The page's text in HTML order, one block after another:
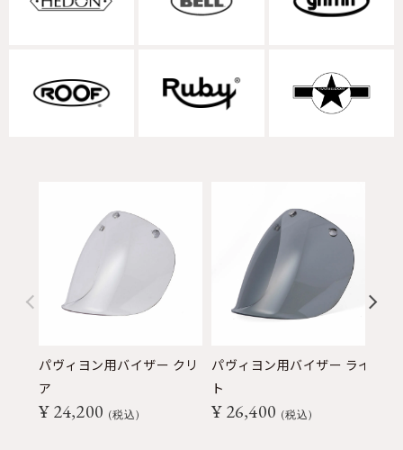
パヴィヨン用バイザー クリ
ア
¥ 24,200 税込
パヴィヨン用バイザー ライ
ト
¥ 26,400 税込